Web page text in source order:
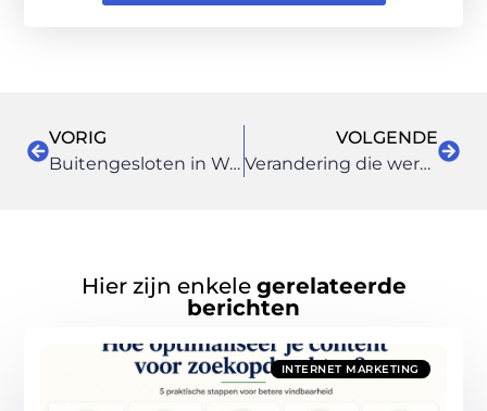
VORIG
Buitengesloten in Woerden? Dit kun je doen voordat je een slotenmaker inschakelt
VOLGENDE
Verandering die werkt in de praktijk
Hier zijn enkele gerelateerde
berichten
INTERNET MARKETING